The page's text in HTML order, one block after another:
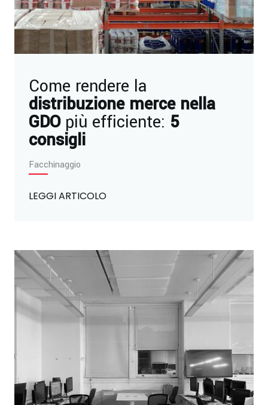
Come rendere la
distribuzione merce nella
GDOpiù efficiente: 5
consigli
Facchinaggio
LEGGI ARTICOLO